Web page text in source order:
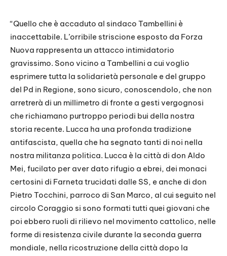
“Quello che è accaduto al sindaco Tambellini è
inaccettabile. L’orribile striscione esposto da Forza
Nuova rappresenta un attacco intimidatorio
gravissimo. Sono vicino a Tambellini a cui voglio
esprimere tutta la solidarietà personale e del gruppo
del Pd in Regione, sono sicuro, conoscendolo, che non
arretrerà di un millimetro di fronte a gesti vergognosi
che richiamano purtroppo periodi bui della nostra
storia recente. Lucca ha una profonda tradizione
antifascista, quella che ha segnato tanti di noi nella
nostra militanza politica. Lucca è la città di don Aldo
Mei, fucilato per aver dato rifugio a ebrei, dei monaci
certosini di Farneta trucidati dalle SS, e anche di don
Pietro Tocchini, parroco di San Marco, al cui seguito nel
circolo Coraggio si sono formati tutti quei giovani che
poi ebbero ruoli di rilievo nel movimento cattolico, nelle
forme di resistenza civile durante la seconda guerra
mondiale, nella ricostruzione della città dopo la